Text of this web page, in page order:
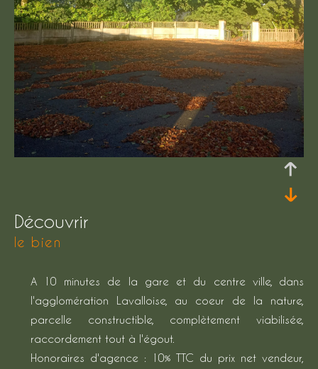
découvrir
le bien
A 10 minutes de la gare et du centre ville, dans
l'agglomération Lavalloise, au coeur de la nature,
parcelle constructible, complètement viabilisée,
raccordement tout à l'égout.
Honoraires d'agence : 10% TTC du prix net vendeur,